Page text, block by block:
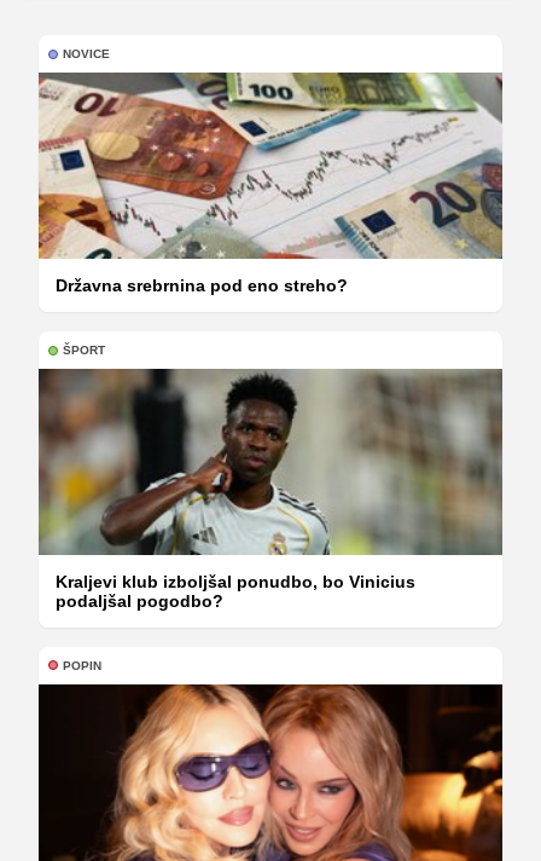
NOVICE
Državna srebrnina pod eno streho?
ŠPORT
Kraljevi klub izboljšal ponudbo, bo Vinicius
podaljšal pogodbo?
POPIN